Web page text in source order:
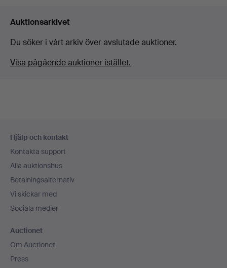
Auktionsarkivet
Du söker i vårt arkiv över avslutade auktioner.
Visa pågående auktioner istället.
Hjälp och kontakt
Kontakta support
Alla auktionshus
Betalningsalternativ
Vi skickar med
Sociala medier
Auctionet
Om Auctionet
Press